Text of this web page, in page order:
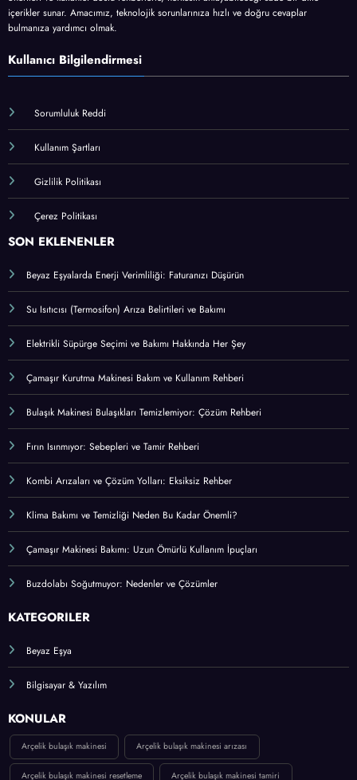
içerikler sunar. Amacımız, teknolojik sorunlarınıza hızlı ve doğru cevaplar
bulmanıza yardımcı olmak.
Kullanıcı Bilgilendirmesi
Sorumluluk Reddi
Kullanım Şartları
Gizlilik Politikası
Çerez Politikası
SON EKLENENLER
Beyaz Eşyalarda Enerji Verimliliği: Faturanızı Düşürün
Su Isıtıcısı (Termosifon) Arıza Belirtileri ve Bakımı
Elektrikli Süpürge Seçimi ve Bakımı Hakkında Her Şey
Çamaşır Kurutma Makinesi Bakım ve Kullanım Rehberi
Bulaşık Makinesi Bulaşıkları Temizlemiyor: Çözüm Rehberi
Fırın Isınmıyor: Sebepleri ve Tamir Rehberi
Kombi Arızaları ve Çözüm Yolları: Eksiksiz Rehber
Klima Bakımı ve Temizliği Neden Bu Kadar Önemli?
Çamaşır Makinesi Bakımı: Uzun Ömürlü Kullanım İpuçları
Buzdolabı Soğutmuyor: Nedenler ve Çözümler
KATEGORİLER
Beyaz Eşya
Bilgisayar & Yazılım
KONULAR
Arçelik bulaşık makinesi Arçelik bulaşık makinesi arızası
Arçelik bulaşık makinesi resetleme Arçelik bulaşık makinesi tamiri